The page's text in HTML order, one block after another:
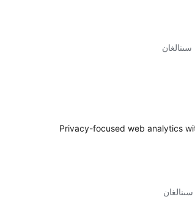
Privacy-focused web analytics